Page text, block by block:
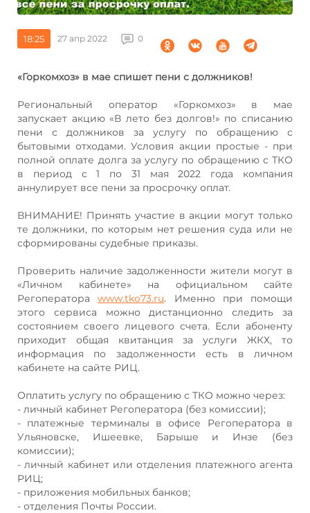
18:25 27 апр 2022 0
«Горкомхоз» в мае спишет пени с должников!
Региональный оператор «Горкомхоз» в мае
запускает акцию «В лето без долгов!» по списанию
пени с должников за услугу по обращению с
бытовыми отходами. Условия акции простые - при
полной оплате долга за услугу по обращению с ТКО
в период с 1 по 31 мая 2022 года компания
аннулирует все пени за просрочку оплат.
ВНИМАНИЕ! Принять участие в акции могут только
те должники, по которым нет решения суда или не
сформированы судебные приказы.
Проверить наличие задолженности жители могут в
«Личном кабинете» на официальном сайте
Регоператораwww.tko73.ru. Именно при помощи
этого сервиса можно дистанционно следить за
состоянием своего лицевого счета. Если абоненту
приходит общая квитанция за услуги ЖКХ, то
информация по задолженности есть в личном
кабинете на сайте РИЦ.
Оплатить услугу по обращению с ТКО можно через:
- личный кабинет Регоператора (без комиссии);
- платежные терминалы в офисе Регоператора в
Ульяновске, Ишеевке, Барыше и Инзе (без
комиссии);
- личный кабинет или отделения платежного агента
РИЦ;
- приложения мобильных банков;
- отделения Почты России.